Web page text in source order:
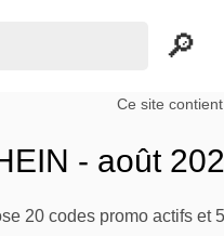
Ce site
- août
20 codes promo actifs et